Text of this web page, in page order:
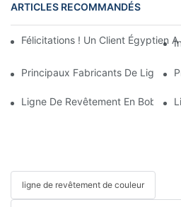
ARTICLES RECOMMANDÉS
Félicitations ! Un Client Égyptien
Principaux Fabricants De Lignes
Ligne De Revêtement En Bobine
ligne de revêtement de couleur